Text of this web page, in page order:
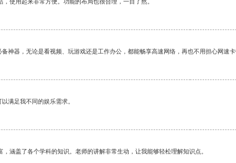
使用起来非常方便。功能的布局也很合理，一目了然。
神器，无论是看视频、玩游戏还是工作办公，都能畅享高速网络，再也不用担心网速
满足我不同的娱乐需求。
涵盖了各个学科的知识。老师的讲解非常生动，让我能够轻松理解知识点。